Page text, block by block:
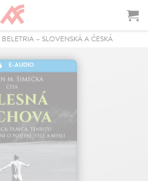
BELETRIA – SLOVENSKÁ A ČESKÁ
E-AUDIO